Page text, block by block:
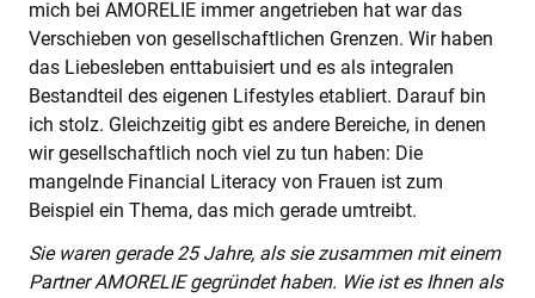
mich bei AMORELIE immer angetrieben hat war das
Verschieben von gesellschaftlichen Grenzen. Wir haben
das Liebesleben enttabuisiert und es als integralen
Bestandteil des eigenen Lifestyles etabliert. Darauf bin
ich stolz. Gleichzeitig gibt es andere Bereiche, in denen
wir gesellschaftlich noch viel zu tun haben: Die
mangelnde Financial Literacy von Frauen ist zum
Beispiel ein Thema, das mich gerade umtreibt.
Sie waren gerade 25 Jahre, als sie zusammen mit einem
Partner AMORELIE gegründet haben. Wie ist es Ihnen als